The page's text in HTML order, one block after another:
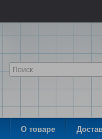
О товаре